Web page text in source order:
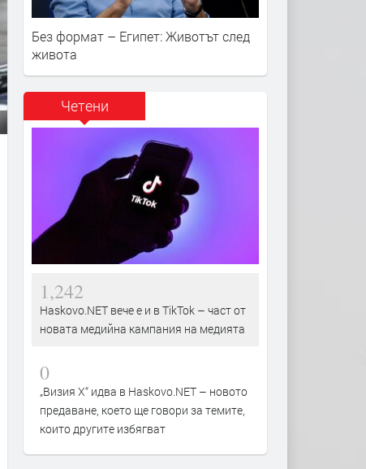
Без формат – Египет: Животът след
живота
Четени
1,242
Haskovo.NET вече е и в TikTok – част от
новата медийна кампания на медията
0
„Визия Х“ идва в Haskovo.NET – новото
предаване, което ще говори за темите,
които другите избягват